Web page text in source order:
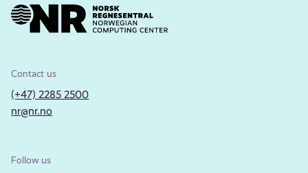
Contact us
(+47) 2285 2500
nr@nr.no
Follow us